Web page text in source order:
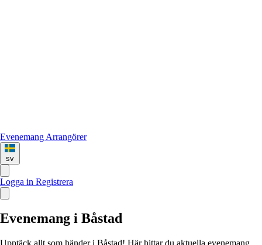
Evenemang Arrangörer
sv
Logga in Registrera
Evenemang i Båstad